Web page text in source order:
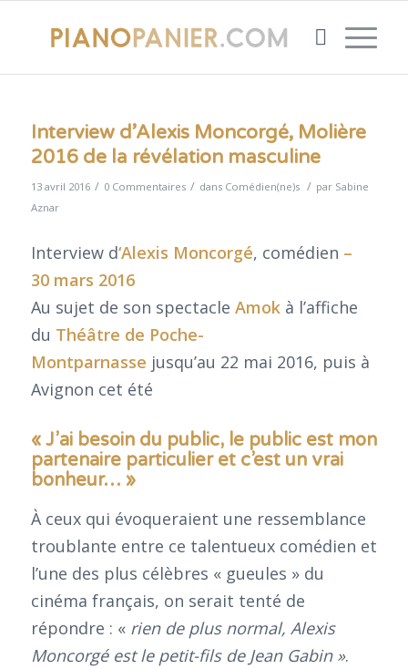
Interview d’Alexis Moncorgé, Molière
2016 de la révélation masculine
13 avril 2016 / 0 Commentaires / dans Comédien(ne)s / par Sabine
Aznar
Interview d‘Alexis Moncorgé, comédien –
30 mars 2016
Au sujet de son spectacle Amokà l’affiche
du Théâtre de Poche-
Montparnasse jusqu’au 22 mai 2016, puis à
Avignon cet été
« J’ai besoin du public, le public est mon
partenaire particulier et c’est un vrai
bonheur… »
À ceux qui évoqueraient une ressemblance
troublante entre ce talentueux comédien et
l’une des plus célèbres « gueules » du
cinéma français, on serait tenté de
répondre : « rien de plus normal, Alexis
Moncorgé est le petit-fils de Jean Gabin ».